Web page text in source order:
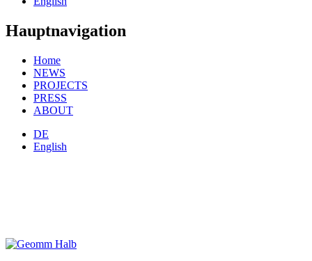
Hauptnavigation
Home
NEWS
PROJECTS
PRESS
ABOUT
DE
English